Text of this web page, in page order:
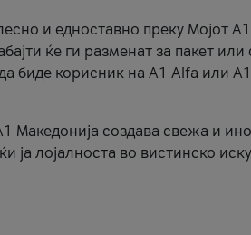
и едноставно преку Мојот А1
ќе ги разменат за пакет или
биде корисник на А1 Alfa или
Македонија создава свежа и
ја лојалноста во вистинско